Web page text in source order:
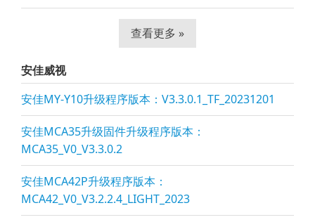
查看更多 »
安佳威视
安佳MY-Y10升级程序版本：V3.3.0.1_TF_20231201
安佳MCA35升级固件升级程序版本：
MCA35_V0_V3.3.0.2
安佳MCA42P升级程序版本：
MCA42_V0_V3.2.2.4_LIGHT_2023